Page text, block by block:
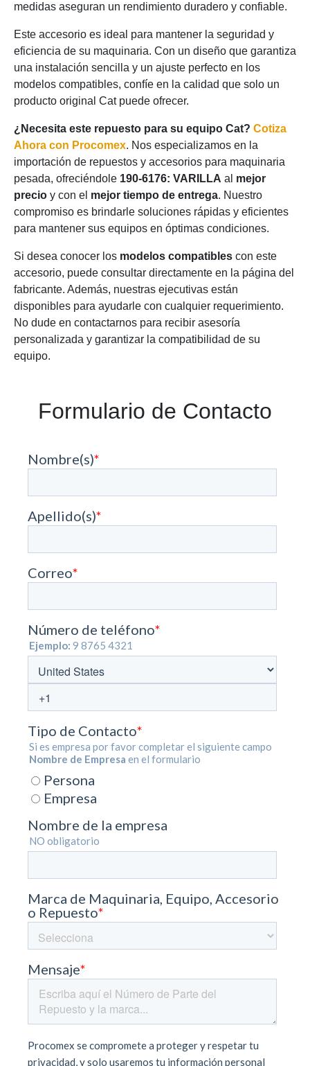
medidas aseguran un rendimiento duradero y confiable.
Este accesorio es ideal para mantener la seguridad y
eficiencia de su maquinaria. Con un diseño que garantiza
una instalación sencilla y un ajuste perfecto en los
modelos compatibles, confíe en la calidad que solo un
producto original Cat puede ofrecer.
¿Necesita este repuesto para su equipo Cat? Cotiza
Ahora con Procomex. Nos especializamos en la
importación de repuestos y accesorios para maquinaria
pesada, ofreciéndole 190-6176: VARILLA al mejor
precio y con el mejor tiempo de entrega. Nuestro
compromiso es brindarle soluciones rápidas y eficientes
para mantener sus equipos en óptimas condiciones.
Si desea conocer los modelos compatibles con este
accesorio, puede consultar directamente en la página del
fabricante. Además, nuestras ejecutivas están
disponibles para ayudarle con cualquier requerimiento.
No dude en contactarnos para recibir asesoría
personalizada y garantizar la compatibilidad de su
equipo.
Formulario de Contacto